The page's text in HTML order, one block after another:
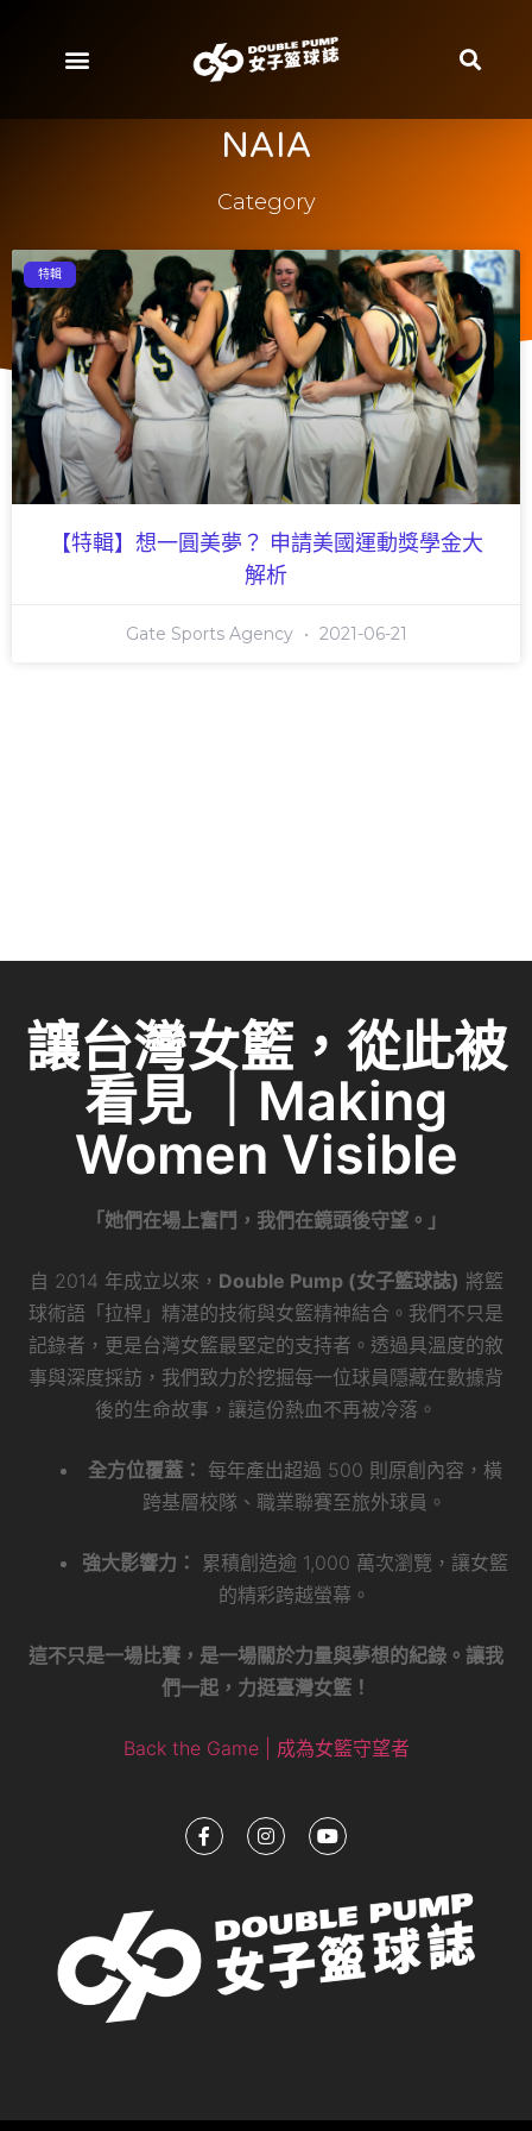
NAIA
Category
特輯
【特輯】想一圓美夢？ 申請美國運動獎學金大
解析
Gate Sports Agency 2021-06-21
讓台灣女籃，從此被
看見 ｜Making
Women Visible
「她們在場上奮鬥，我們在鏡頭後守望。」
自 2014 年成立以來， Double Pump (女子籃球誌) 將籃
球術語「拉桿」精湛的技術與女籃精神結合。我們不只是
記錄者，更是台灣女籃最堅定的支持者。透過具溫度的敘
事與深度採訪，我們致力於挖掘每一位球員隱藏在數據背
後的生命故事，讓這份熱血不再被冷落。
全方位覆蓋： 每年產出超過 500 則原創內容，橫
跨基層校隊、職業聯賽至旅外球員。
強大影響力：
累積創造逾 1,000 萬次瀏覽，讓女籃
的精彩跨越螢幕。
這不只是一場比賽，是一場關於力量與夢想的紀錄。讓我
們一起，力挺臺灣女籃！
Back the Game | 成為女籃守望者